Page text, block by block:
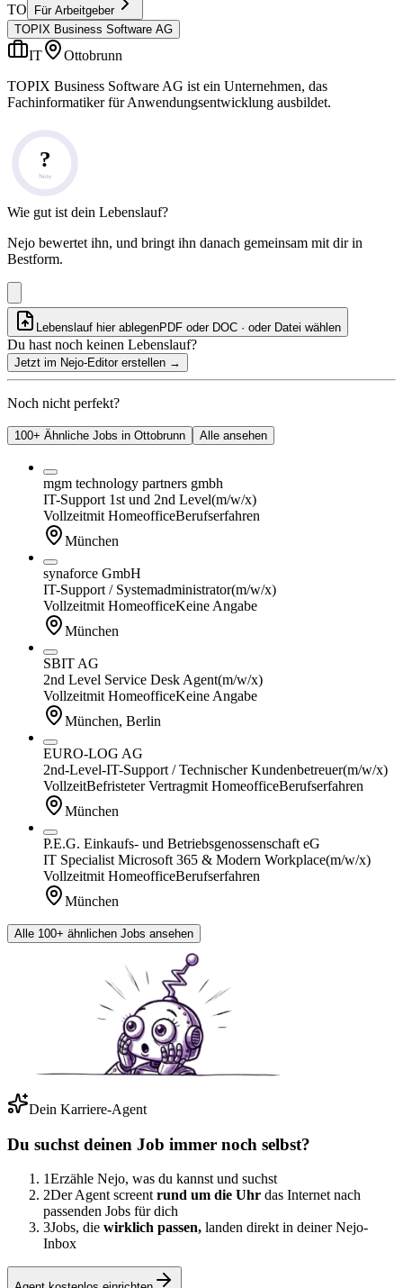
TO
Für Arbeitgeber
TOPIX Business Software AG
IT
Ottobrunn
TOPIX Business Software AG ist ein Unternehmen, das
Fachinformatiker für Anwendungsentwicklung ausbildet.
?
Note
Wie gut ist dein Lebenslauf?
Nejo bewertet ihn, und bringt ihn danach gemeinsam mit dir in
Bestform.
Lebenslauf hier ablegenPDF oder DOC · oder Datei wählen
Du hast noch keinen Lebenslauf?
Jetzt im Nejo-Editor erstellen →
Noch nicht perfekt?
100+ Ähnliche Jobs in Ottobrunn Alle ansehen
mgm technology partners gmbh
IT-Support 1st und 2nd Level(m/w/x)
Vollzeitmit HomeofficeBerufserfahren
München
synaforce GmbH
IT-Support / Systemadministrator(m/w/x)
Vollzeitmit HomeofficeKeine Angabe
München
SBIT AG
2nd Level Service Desk Agent(m/w/x)
Vollzeitmit HomeofficeKeine Angabe
München, Berlin
EURO-LOG AG
2nd-Level-IT-Support / Technischer Kundenbetreuer(m/w/x)
VollzeitBefristeter Vertragmit HomeofficeBerufserfahren
München
P.E.G. Einkaufs- und Betriebsgenossenschaft eG
IT Specialist Microsoft 365 & Modern Workplace(m/w/x)
Vollzeitmit HomeofficeBerufserfahren
München
Alle 100+ ähnlichen Jobs ansehen
Dein Karriere-Agent
Du suchst deinen Job immer noch selbst?
1Erzähle Nejo, was du kannst und suchst
2Der Agent screent rund um die Uhr das Internet nach
passenden Jobs für dich
3Jobs, die wirklich passen, landen direkt in deiner Nejo-
Inbox